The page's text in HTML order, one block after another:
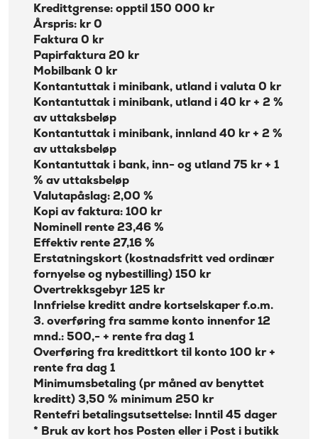
Kredittgrense: opptil 150 000 kr
Årspris: kr 0
Faktura 0 kr
Papirfaktura 20 kr
Mobilbank 0 kr
Kontantuttak i minibank, utland i valuta 0 kr
Kontantuttak i minibank, utland i 40 kr + 2 %
av uttaksbeløp
Kontantuttak i minibank, innland 40 kr + 2 %
av uttaksbeløp
Kontantuttak i bank, inn- og utland 75 kr + 1
% av uttaksbeløp
Valutapåslag: 2,00 %
Kopi av faktura: 100 kr
Nominell rente 23,46 %
Effektiv rente 27,16 %
Erstatningskort (kostnadsfritt ved ordinær
fornyelse og nybestilling) 150 kr
Overtrekksgebyr 125 kr
Innfrielse kreditt andre kortselskaper f.o.m.
3. overføring fra samme konto innenfor 12
mnd.: 500,- + rente fra dag 1
Overføring fra kredittkort til konto 100 kr +
rente fra dag 1
Minimumsbetaling (pr måned av benyttet
kreditt) 3,50 % minimum 250 kr
Rentefri betalingsutsettelse: Inntil 45 dager
* Bruk av kort hos Posten eller i Post i butikk